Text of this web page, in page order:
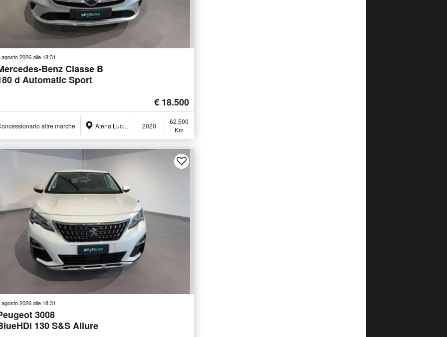
agosto 2026 alle 18:31
Benz Classe B
d Automatic Sport
€ 18.500
altre marche Atena Lucana (SA) 2020
62.500
Km
agosto 2026 alle 18:31
3008
130 S&S Allure